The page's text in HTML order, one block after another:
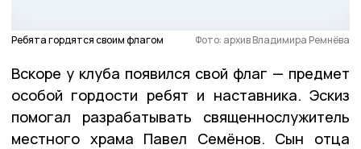
Ребята гордятся своим флагом Фото: архив Владимира Ремнёва
Вскоре у клуба появился свой флаг — предмет
особой гордости ребят и наставника. Эскиз
помогал разрабатывать священнослужитель
местного храма Павел Семёнов. Сын отца